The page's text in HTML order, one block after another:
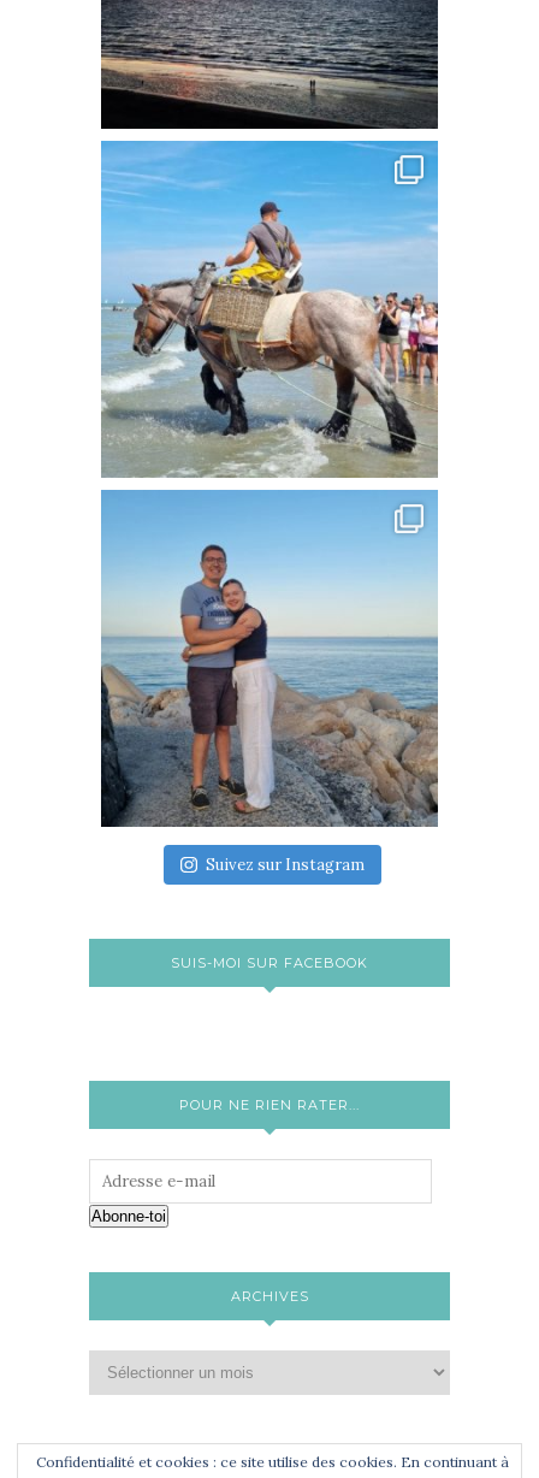
Suivez sur Instagram
SUIS-MOI SUR FACEBOOK
POUR NE RIEN RATER...
Abonne-toi
ARCHIVES
Confidentialité et cookies : ce site utilise des cookies. En continuant à